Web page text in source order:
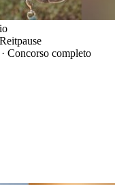
Concorso completo